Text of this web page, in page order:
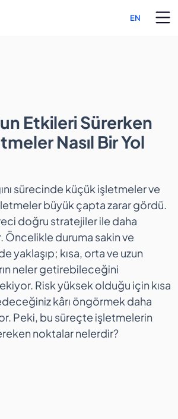
EN
Etkileri Sürerken
Nasıl Bir Yol
sürecinde küçük işletmeler ve
büyük çapta zarar gördü.
doğru stratejiler ile daha
Öncelikle duruma sakin ve
yaklaşıp; kısa, orta ve uzun
neler getirebileceğini
Risk yüksek olduğu için kısa
kârı öngörmek daha
Peki, bu süreçte işletmelerin
noktalar nelerdir?